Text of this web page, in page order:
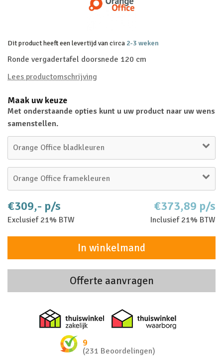
Dit product heeft een levertijd van circa 2-3 weken
Ronde vergadertafel doorsnede 120 cm
Lees productomschrijving
Maak uw keuze
Met onderstaande opties kunt u uw product naar uw wens
samenstellen.
Orange Office bladkleuren
Orange Office framekleuren
€309,- p/s
Exclusief 21% BTW
€373,89 p/s
Inclusief 21% BTW
In winkelmand
Offerte aanvragen
Thuiswinkel zakelijk
9
(231 Beoordelingen)